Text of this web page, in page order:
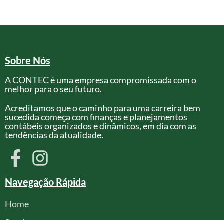
Sobre Nós
A CONTEC é uma empresa compromissada com o
melhor para o seu futuro.
Acreditamos que o caminho para uma carreira bem
sucedida começa com finanças e planejamentos
contábeis organizados e dinâmicos, em dia com as
tendências da atualidade.
Navegação Rápida
Home